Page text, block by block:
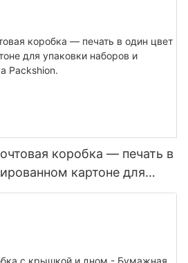
коробка — печать в
картоне для
и комплектов — упаковка